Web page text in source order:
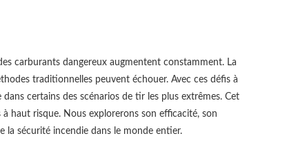
carburants dangereux augmentent constamment. La
traditionnelles peuvent échouer. Avec ces défis à
certains des scénarios de tir les plus extrêmes. Cet
haut risque. Nous explorerons son efficacité, son
la sécurité incendie dans le monde entier.